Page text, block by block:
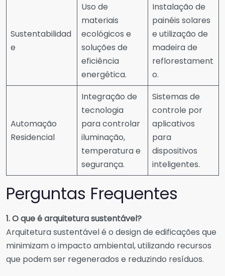
Sustentabilidad
e
Uso de
materiais
ecológicos e
soluções de
eficiência
energética.
Instalação de
painéis solares
e utilização de
madeira de
reflorestament
o.
Automação
Residencial
Integração de
tecnologia
para controlar
iluminação,
temperatura e
segurança.
Sistemas de
controle por
aplicativos
para
dispositivos
inteligentes.
Perguntas Frequentes
1. O que é arquitetura sustentável?
Arquitetura sustentável é o design de edificações que
minimizam o impacto ambiental, utilizando recursos
que podem ser regenerados e reduzindo resíduos.